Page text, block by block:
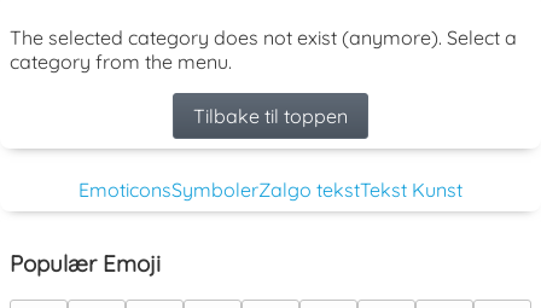
The selected category does not exist (anymore). Select a
category from the menu.
Tilbake til toppen
EmoticonsSymbolerZalgo tekstTekst Kunst
Populær Emoji